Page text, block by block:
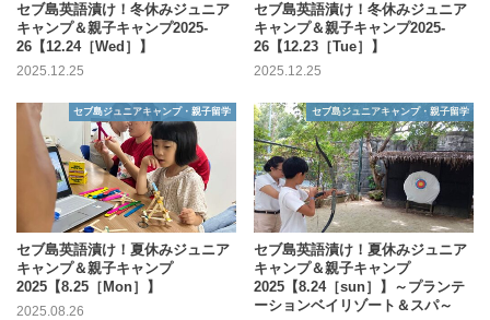
セブ島英語漬け！冬休みジュニア
キャンプ＆親子キャンプ2025-
26【12.24［Wed］】
2025.12.25
セブ島英語漬け！冬休みジュニア
キャンプ＆親子キャンプ2025-
26【12.23［Tue］】
2025.12.25
セブ島ジュニアキャンプ・親子留学
セブ島英語漬け！夏休みジュニア
キャンプ＆親子キャンプ
2025【8.25［Mon］】
2025.08.26
セブ島ジュニアキャンプ・親子留学
セブ島英語漬け！夏休みジュニア
キャンプ＆親子キャンプ
2025【8.24［sun］】～プランテ
ーションベイリゾート＆スパ～